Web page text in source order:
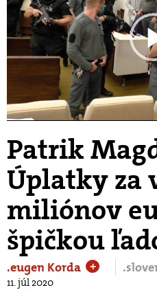
Patrik
Úplatky za
miliónov
špičkou
.eugen Korda +
11. júl 2020